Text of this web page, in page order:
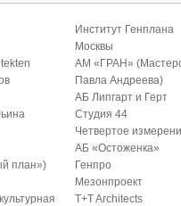
план»)
Институт Генплана
Москвы
АМ «ГРАН»
Павла Андреева)
АБ Липгарт и Герт
Студия 44
Четвертое
АБ «Остоженка»
Генпро
Мезонпроект
T+T Architects